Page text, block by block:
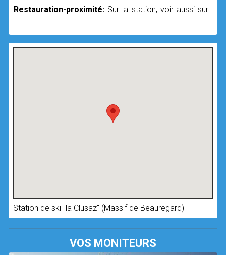
Restauration-proximité: Sur la station, voir aussi sur
Station de ski "la Clusaz" (Massif de Beauregard)
VOS MONITEURS